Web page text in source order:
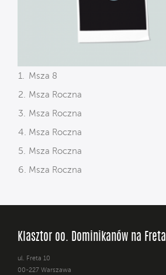
Msza 8
Msza Roczna
Msza Roczna
Msza Roczna
Msza Roczna
Msza Roczna
Klasztor oo. Dominikanów na Freta
ul. Freta 10
00-227 Warszawa